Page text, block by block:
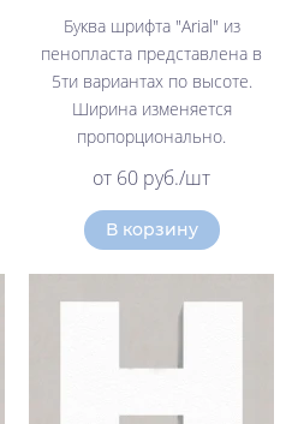
Буква шрифта "Arial" из
пенопласта представлена в
5ти вариантах по высоте.
Ширина изменяется
пропорционально.
от 60 руб./шт
В корзину